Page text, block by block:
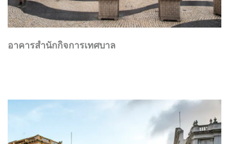
อาคารสำนักกิจการเทศบาล